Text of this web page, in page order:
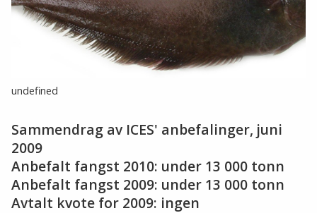
undefined
Sammendrag av ICES' anbefalinger, juni
2009
Anbefalt fangst 2010: under 13 000 tonn
Anbefalt fangst 2009: under 13 000 tonn
Avtalt kvote for 2009: ingen